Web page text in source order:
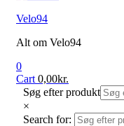
Velo94
Alt om Velo94
0
Cart 0,00kr.
Søg efter produkt
×
Search for: